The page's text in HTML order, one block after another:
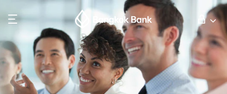
ลูกค้าบุคคล
ลูกค้าธุรกิจ